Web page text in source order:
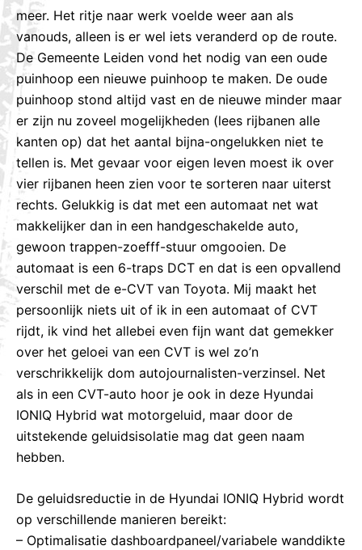
meer. Het ritje naar werk voelde weer aan als
vanouds, alleen is er wel iets veranderd op de route.
De Gemeente Leiden vond het nodig van een oude
puinhoop een nieuwe puinhoop te maken. De oude
puinhoop stond altijd vast en de nieuwe minder maar
er zijn nu zoveel mogelijkheden (lees rijbanen alle
kanten op) dat het aantal bijna-ongelukken niet te
tellen is. Met gevaar voor eigen leven moest ik over
vier rijbanen heen zien voor te sorteren naar uiterst
rechts. Gelukkig is dat met een automaat net wat
makkelijker dan in een handgeschakelde auto,
gewoon trappen-zoefff-stuur omgooien. De
automaat is een 6-traps DCT en dat is een opvallend
verschil met de e-CVT van Toyota. Mij maakt het
persoonlijk niets uit of ik in een automaat of CVT
rijdt, ik vind het allebei even fijn want dat gemekker
over het geloei van een CVT is wel zo’n
verschrikkelijk dom autojournalisten-verzinsel. Net
als in een CVT-auto hoor je ook in deze Hyundai
IONIQ Hybrid wat motorgeluid, maar door de
uitstekende geluidsisolatie mag dat geen naam
hebben.
De geluidsreductie in de Hyundai IONIQ Hybrid wordt
op verschillende manieren bereikt:
– Optimalisatie dashboardpaneel/variabele wanddikte